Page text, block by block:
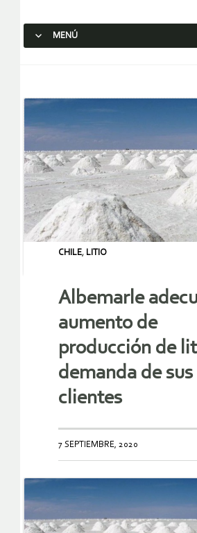
MENÚ
CHILE, LITIO
Albemarle
aumento de
producción de
demanda de sus
clientes
7 SEPTIEMBRE, 2020